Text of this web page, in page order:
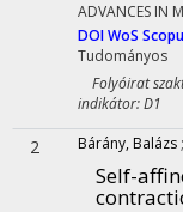
ADVANCES IN
DOIWoS
Tudományos
Folyóirat
indikátor: D1
2 Bárány, Balázs ;
Self-